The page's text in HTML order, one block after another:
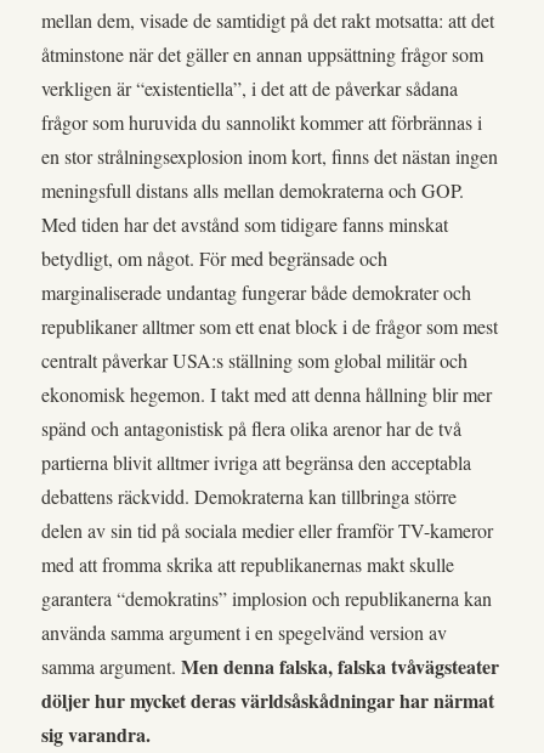
mellan dem, visade de samtidigt på det rakt motsatta: att det
åtminstone när det gäller en annan uppsättning frågor som
verkligen är “existentiella”, i det att de påverkar sådana
frågor som huruvida du sannolikt kommer att förbrännas i
en stor strålningsexplosion inom kort, finns det nästan ingen
meningsfull distans alls mellan demokraterna och GOP.
Med tiden har det avstånd som tidigare fanns minskat
betydligt, om något. För med begränsade och
marginaliserade undantag fungerar både demokrater och
republikaner alltmer som ett enat block i de frågor som mest
centralt påverkar USA:s ställning som global militär och
ekonomisk hegemon. I takt med att denna hållning blir mer
spänd och antagonistisk på flera olika arenor har de två
partierna blivit alltmer ivriga att begränsa den acceptabla
debattens räckvidd. Demokraterna kan tillbringa större
delen av sin tid på sociala medier eller framför TV-kameror
med att fromma skrika att republikanernas makt skulle
garantera “demokratins” implosion och republikanerna kan
använda samma argument i en spegelvänd version av
samma argument.Men denna falska, falska tvåvägsteater
döljer hur mycket deras världsåskådningar har närmat
sig varandra.